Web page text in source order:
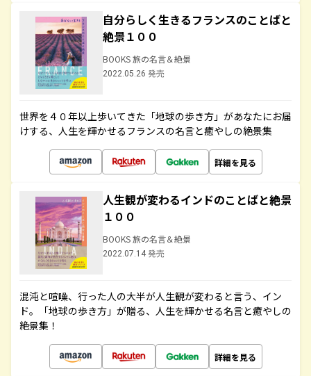
自分らしく生きるフランスのことばと
絶景１００
BOOKS 旅の名言＆絶景
2022.05.26 発売
世界を４０年以上歩いてきた「地球の歩き方」があなたにお届
けする、人生を輝かせるフランスの名言と癒やしの絶景集
詳細を見る
人生観が変わるインドのことばと絶景
１００
BOOKS 旅の名言＆絶景
2022.07.14 発売
混沌と喧噪、行った人の大半が人生観が変わると言う、イン
ド。「地球の歩き方」が贈る、人生を輝かせる名言と癒やしの
絶景集！
詳細を見る